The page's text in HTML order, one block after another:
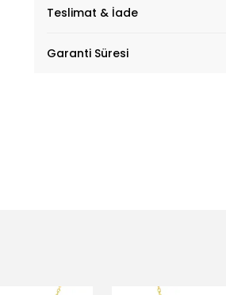
Teslimat & İade
Garanti Süresi